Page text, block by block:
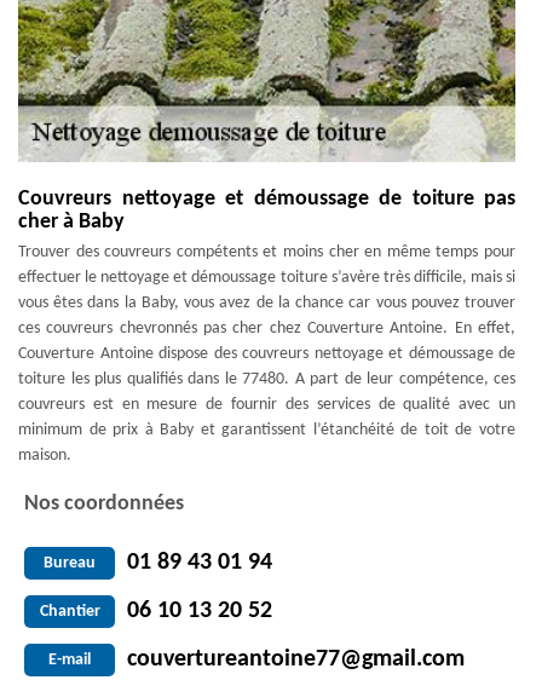
Couvreurs nettoyage et démoussage de toiture pas
cher à Baby
Trouver des couvreurs compétents et moins cher en même temps pour
effectuer le nettoyage et démoussage toiture s’avère très difficile, mais si
vous êtes dans la Baby, vous avez de la chance car vous pouvez trouver
ces couvreurs chevronnés pas cher chez Couverture Antoine. En effet,
Couverture Antoine dispose des couvreurs nettoyage et démoussage de
toiture les plus qualifiés dans le 77480. A part de leur compétence, ces
couvreurs est en mesure de fournir des services de qualité avec un
minimum de prix à Baby et garantissent l’étanchéité de toit de votre
maison.
Nos coordonnées
Bureau 01 89 43 01 94
Chantier 06 10 13 20 52
E-mail couvertureantoine77@gmail.com